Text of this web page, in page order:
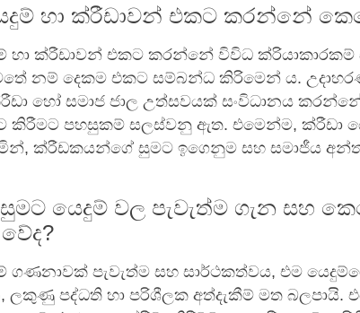
හා ක්රීඩාවන් එකට කරන්නේ
හා ක්රීඩාවන් එකට කරන්නේ විවිධ
නම් දෙකම එකට සම්බන්ධ කිරිමෙන් ය.
හෝ සමාජ ජාල උත්සවයක් සංවිධානය
කිරීමට පහසුකම් සලස්වනු ඇත. එමෙන්ම, ක්රීඩා
ක්රීඩකයන්ගේ සුමට ඉගෙනුම සහ සමාජීය
යෙදුම් වල පැවැත්ම ගැන සහ
ගණනාවක් පැවැත්ම සහ සාර්ථකත්වය, එම
ලකුණු පද්ධති හා පරිශීලක අත්දැකීම් මත බලපායි.